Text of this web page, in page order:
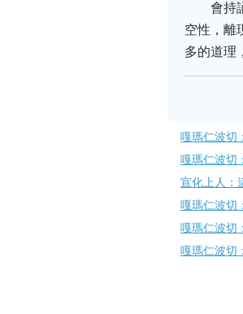
會持
空性，離
多的道理
嘎瑪仁波切
嘎瑪仁波切
宣化上人：
嘎瑪仁波切
嘎瑪仁波切
嘎瑪仁波切